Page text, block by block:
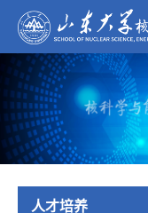
人才培养